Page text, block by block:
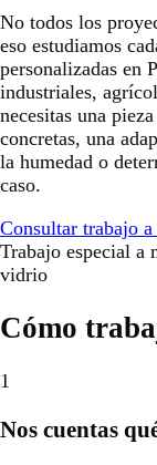
No todos los
eso estudiamos
personalizadas en
industriales,
necesitas una
concretas, una
la humedad o
caso.
Consultar trabajo a
Trabajo especial a
vidrio
Cómo
1
Nos cuentas